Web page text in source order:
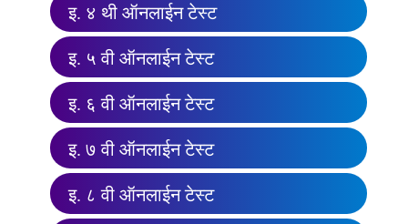
इ. ४ थी ऑनलाईन टेस्ट
इ. ५ वी ऑनलाईन टेस्ट
इ. ६ वी ऑनलाईन टेस्ट
इ. ७ वी ऑनलाईन टेस्ट
इ. ८ वी ऑनलाईन टेस्ट